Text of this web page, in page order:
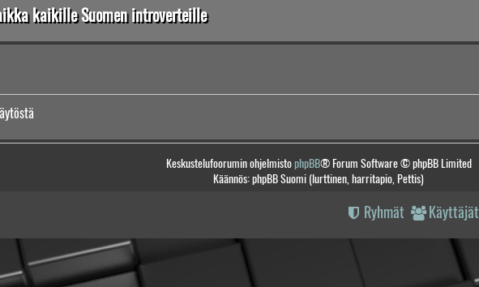
kaikille Suomen introverteille
Keskustelufoorumin ohjelmistophpBB® Forum Software © phpBB Limited
Käännös: phpBB Suomi (lurttinen, harritapio, Pettis)
Käyttäjät
Ryhmät